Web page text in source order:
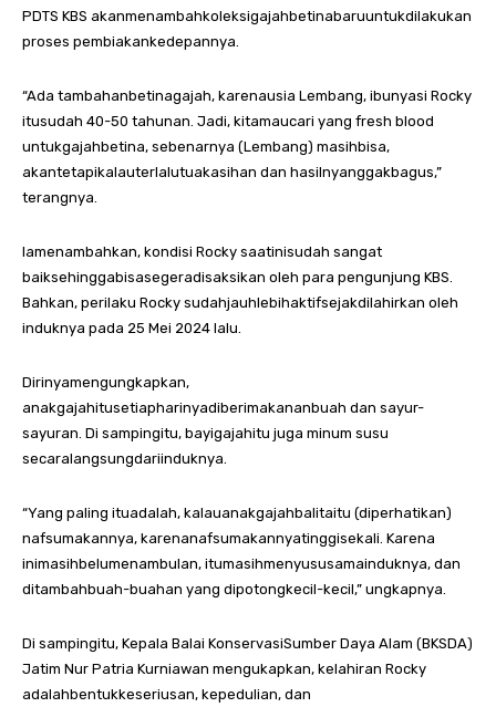
PDTS KBS akanmenambahkoleksigajahbetinabaruuntukdilakukan
proses pembiakankedepannya.
“Ada tambahanbetinagajah, karenausia Lembang, ibunyasi Rocky
itusudah 40-50 tahunan. Jadi, kitamaucari yang fresh blood
untukgajahbetina, sebenarnya (Lembang) masihbisa,
akantetapikalauterlalutuakasihan dan hasilnyanggakbagus,”
terangnya.
Iamenambahkan, kondisi Rocky saatinisudah sangat
baiksehinggabisasegeradisaksikan oleh para pengunjung KBS.
Bahkan, perilaku Rocky sudahjauhlebihaktifsejakdilahirkan oleh
induknya pada 25 Mei 2024 lalu.
Dirinyamengungkapkan,
anakgajahitusetiapharinyadiberimakananbuah dan sayur-
sayuran. Di sampingitu, bayigajahitu juga minum susu
secaralangsungdariinduknya.
“Yang paling ituadalah, kalauanakgajahbalitaitu (diperhatikan)
nafsumakannya, karenanafsumakannyatinggisekali. Karena
inimasihbelumenambulan, itumasihmenyususamainduknya, dan
ditambahbuah-buahan yang dipotongkecil-kecil,” ungkapnya.
Di sampingitu, Kepala Balai KonservasiSumber Daya Alam (BKSDA)
Jatim Nur Patria Kurniawan mengukapkan, kelahiran Rocky
adalahbentukkeseriusan, kepedulian, dan